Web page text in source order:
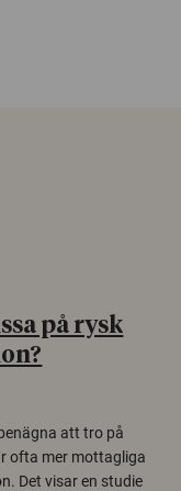
på rysk
att tro på
ofta mer mottagliga
Det visar en studie